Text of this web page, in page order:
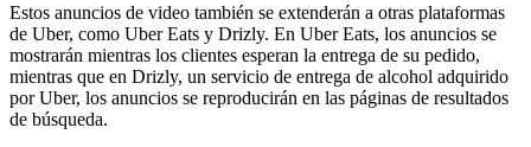
Estos anuncios de video también se extenderán a otras plataformas
de Uber, como Uber Eats y Drizly. En Uber Eats, los anuncios se
mostrarán mientras los clientes esperan la entrega de su pedido,
mientras que en Drizly, un servicio de entrega de alcohol adquirido
por Uber, los anuncios se reproducirán en las páginas de resultados
de búsqueda.